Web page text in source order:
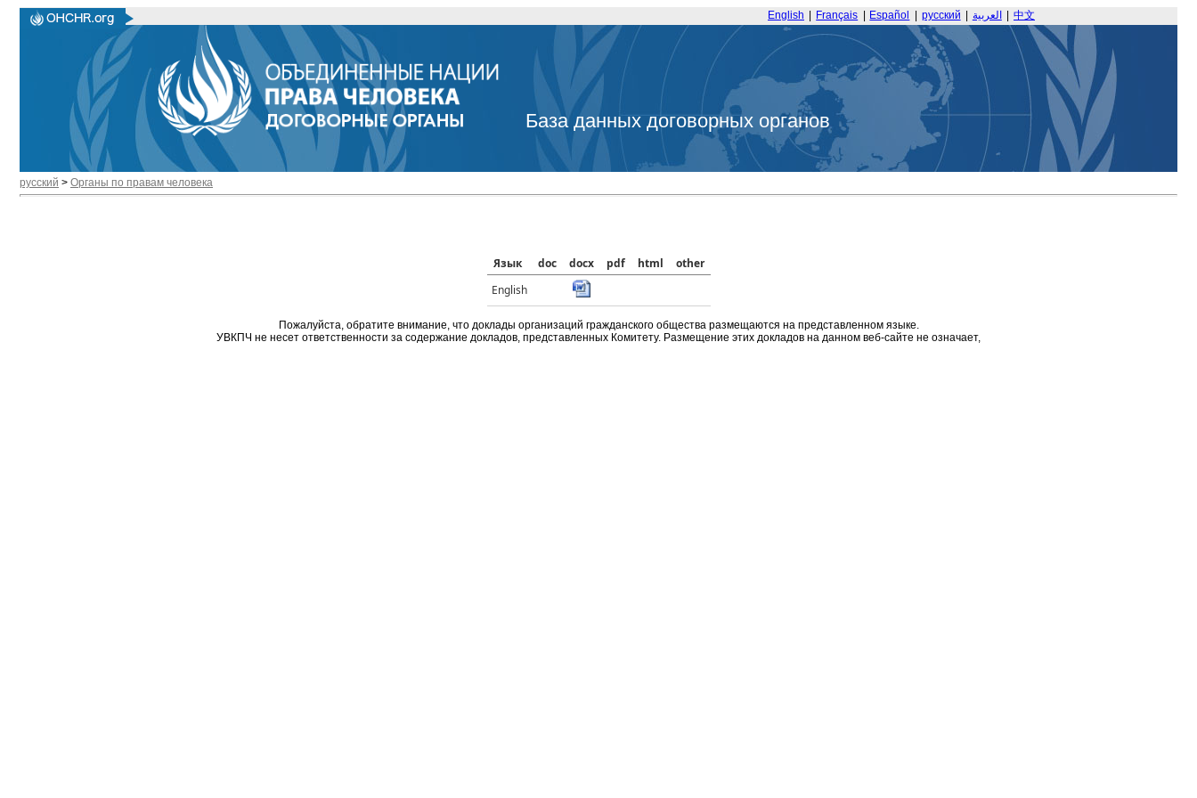
English Français Español русский العربية 中文
База данных договорных органов
русский > Органы по правам человека
Язык doc docx pdf html
other
English
Пожалуйста, обратите внимание, что доклады организаций гражданского общества размещаются на представленном языке.
УВКПЧ не несет ответственности за содержание докладов, представленных Комитету. Размещение этих докладов на данном веб-сайте не означает,